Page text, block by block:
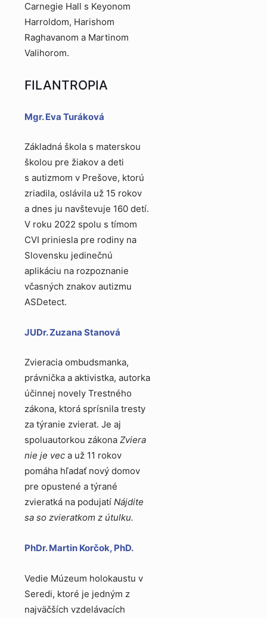
Carnegie Hall s Keyonom
Harroldom, Harishom
Raghavanom a Martinom
Valihorom.
FILANTROPIA
Mgr. Eva Turáková
Základná škola s materskou
školou pre žiakov a deti
s autizmom v Prešove, ktorú
zriadila, oslávila už 15 rokov
a dnes ju navštevuje 160 detí.
V roku 2022 spolu s tímom
CVI priniesla pre rodiny na
Slovensku jedinečnú
aplikáciu na rozpoznanie
včasných znakov autizmu
ASDetect.
JUDr. Zuzana Stanová
Zvieracia ombudsmanka,
právnička a aktivistka, autorka
účinnej novely Trestného
zákona, ktorá sprísnila tresty
za týranie zvierat. Je aj
spoluautorkou zákona Zviera
nie je vec a už 11 rokov
pomáha hľadať nový domov
pre opustené a týrané
zvieratká na podujatí Nájdite
sa so zvieratkom z útulku.
PhDr. Martin Korčok, PhD.
Vedie Múzeum holokaustu v
Seredi, ktoré je jedným z
najväčších vzdelávacích